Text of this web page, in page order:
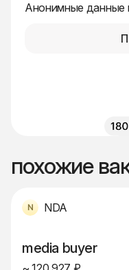
Анонимные данные
похожие
NDA
media buyer